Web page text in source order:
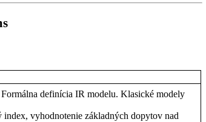
Formálna definícia IRmodelu.Klasické modely
index,vyhodnotenie základných dopytov nad